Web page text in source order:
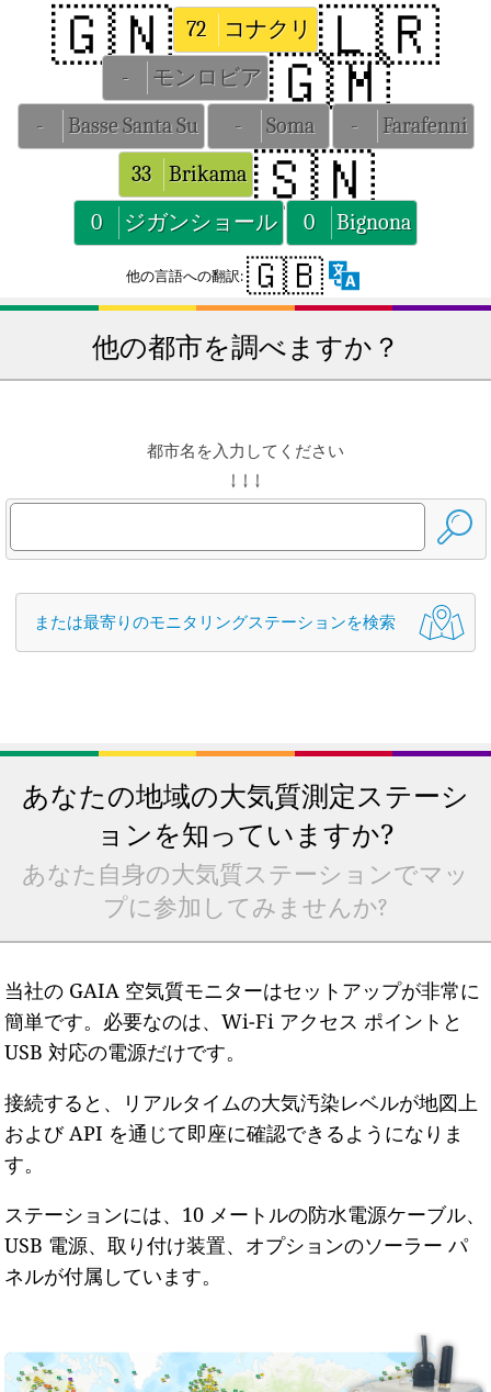
🇬🇳 72 コナクリ 🇱🇷
- モンロビア 🇬🇲
- Basse Santa Su - Soma -
Farafenni
33
Brikama 🇸🇳
0 ジガンショール 0 Bignona
他の言語への翻訳: 🇬🇧
他の都市を調べますか？
都市名を入力してください
↓ ↓ ↓
または最寄りのモニタリングステーションを検索
あなたの地域の大気質測定ステーシ
ョンを知っていますか?
あなた自身の大気質ステーションでマッ
プに参加してみませんか?
当社の GAIA 空気質モニターはセットアップが非常に
簡単です。必要なのは、Wi-Fi アクセス ポイントと
USB 対応の電源だけです。
接続すると、リアルタイムの大気汚染レベルが地図上
および API を通じて即座に確認できるようになりま
す。
ステーションには、10 メートルの防水電源ケーブル、
USB 電源、取り付け装置、オプションのソーラー パ
ネルが付属しています。